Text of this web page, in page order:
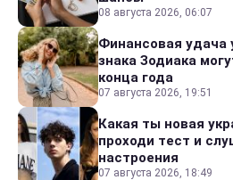
08 августа 2026, 06:07
Финансовая удача
знака Зодиака
конца года
07 августа 2026, 19:51
Какая ты новая
проходи тест и
настроения
07 августа 2026, 18:49